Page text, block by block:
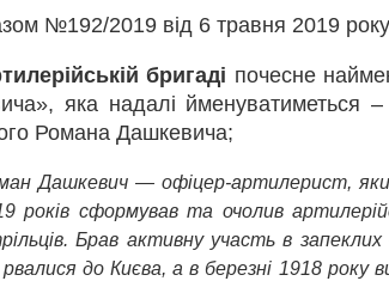
№192/2019 від 6 травня 2019
бригаді почесне
яка надалі йменуватиметься
Романа Дашкевича;
Дашкевич — офіцер-артилерист,
років сформував та очолив
Брав активну участь в
рвалися до Києва, а в березні 1918 року